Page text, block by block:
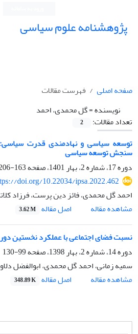
پژوهشنامه علوم سیاسی
صفحه اصلی
فهرست مقالات
نویسنده =گل محمدی، احمد
تعداد مقالات:
2
توسعه سیاسی و نهادمندی قدرت سیاسی:
سنجش توسعه سیاسی
دوره 17، شماره 2، بهار 1401، صفحه
163-206
doi.org/10.22034/ipsa.2022.462
احمد گل محمدی، فائز دین پرست، فرزاد
مشاهده مقاله
اصل مقاله 3.62 M
نسبت فضای اجتماعی با عملکرد نخستین دوره مجلس
دوره 14، شماره 2، بهار 1398، صفحه
99-130
سمیه زمانی، احمد گل محمدی، ابوالفضل
مشاهده مقاله
اصل مقاله 348.89 K